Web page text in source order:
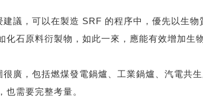
議，可以在製造 SRF 的程序中，優先以生
石原料衍製物，如此一來，應能有效增加生
廣，包括燃煤發電鍋爐、工業鍋爐、汽電共
需要完整考量。